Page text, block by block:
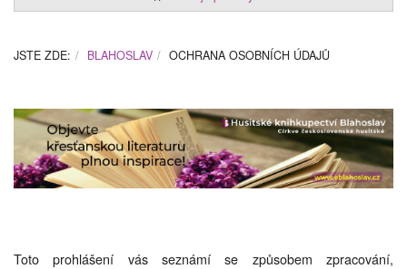
JSTE ZDE: BLAHOSLAV OCHRANA OSOBNÍCH ÚDAJŮ
Toto prohlášení vás seznámí se způsobem zpracování,